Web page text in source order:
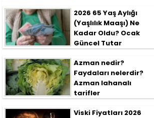
2026 65 Yaş Aylığı
(Yaşlılık Maaşı) Ne
Kadar Oldu? Ocak
Güncel Tutar
Azman nedir?
Faydaları nelerdir?
Azman lahanalı
tarifler
Viski Fiyatları 2026